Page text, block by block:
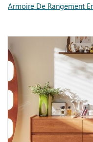
Armoire De Rangement